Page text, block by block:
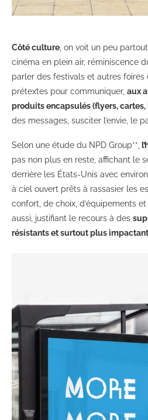
Côté culture , on voit un peu
cinéma en plein air, réminiscence
parler des festivals et autres foires
prétextes pour communiquer, aux
produits encapsulés (flyers, cartes,
des messages, susciter l’envie, le
Selon une étude du NPD Group**,
pas non plus en reste, affichant le
derrière les États-Unis avec
à ciel ouvert prêts à rassasier les
confort, de choix, d’équipements
aussi, justifiant le recours à des
résistants et surtout plus